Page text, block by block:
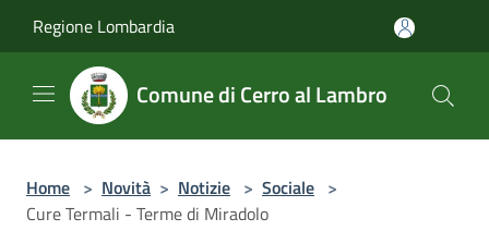
Regione Lombardia
Comune di Cerro al Lambro
Home > Novità > Notizie > Sociale >
Cure Termali - Terme di Miradolo